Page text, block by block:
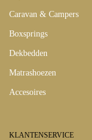
Caravan & Campers
Boxsprings
Dekbedden
Matrashoezen
Accesoires
KLANTENSERVICE